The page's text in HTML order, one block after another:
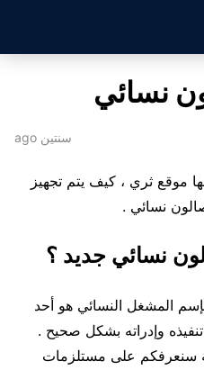
نسائي
سنتين ago
موقع ثري ، كيف يتم تجهيز
نسائي .
نسائي جديد ؟
المشغل النسائي هو أحد
وإدراته بشكل صحيح .
سنعرفكم على مستلزمات